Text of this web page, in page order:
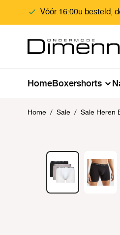
Ga naar de
Vóór 16:00u besteld,
HomeBoxershorts
Home / Sale / Sale Heren
Afbeeldingengalerij